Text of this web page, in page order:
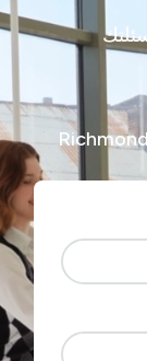
400-300